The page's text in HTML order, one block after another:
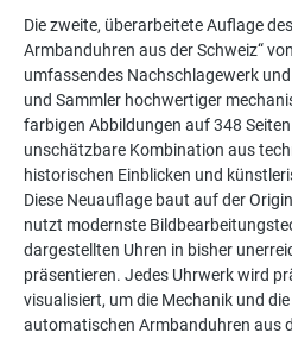
Die zweite, überarbeitete Auflage
Armbanduhren aus der Schweiz“
umfassendes Nachschlagewerk
und Sammler hochwertiger
farbigen Abbildungen auf 348
unschätzbare Kombination aus
historischen Einblicken und
Diese Neuauflage baut auf der
nutzt modernste
dargestellten Uhren in bisher
präsentieren. Jedes Uhrwerk wird
visualisiert, um die Mechanik und
automatischen Armbanduhren aus